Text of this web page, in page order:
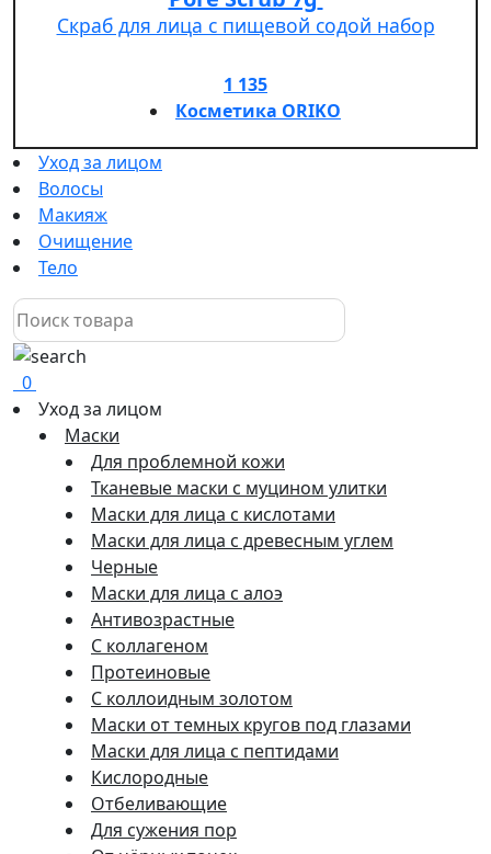
Скраб для лица с пищевой содой набор
1 135
Косметика ORIKO
Уход за лицом
Волосы
Макияж
Очищение
Тело
0
Уход за лицом
Маски
Для проблемной кожи
Тканевые маски с муцином улитки
Маски для лица с кислотами
Маски для лица с древесным углем
Черные
Маски для лица с алоэ
Антивозрастные
С коллагеном
Протеиновые
С коллоидным золотом
Маски от темных кругов под глазами
Маски для лица с пептидами
Кислородные
Отбеливающие
Для сужения пор